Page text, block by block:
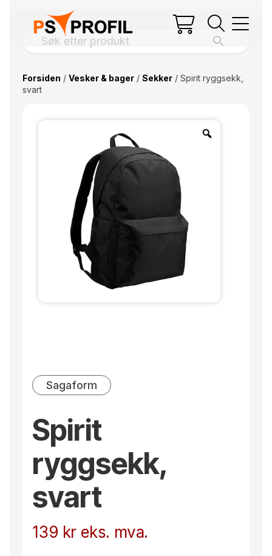
Forsiden / Vesker & bager/ Sekker/ Spirit ryggsekk,
svart
Sagaform
Spirit
ryggsekk,
svart
139 kr eks. mva.